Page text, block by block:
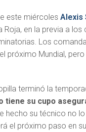
este miércoles Alexis
en la previa a los
Los
próximo Mundial,
terminó la
tiene su cupo
hecho su técnico no
el próximo paso en